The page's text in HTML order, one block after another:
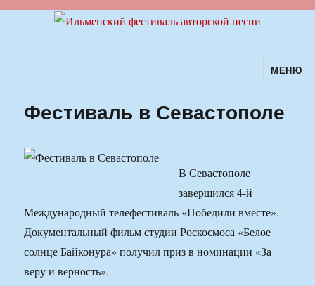
Ильменский фестиваль авторскойМЕНЮ
Фестиваль в Севастополе
В Севастополе
завершился 4-й
Международный телефестиваль «Победили вместе».
Документальный фильм студии Роскосмоса «Белое
солнце Байконура» получил приз в номинации «За
веру и верность».